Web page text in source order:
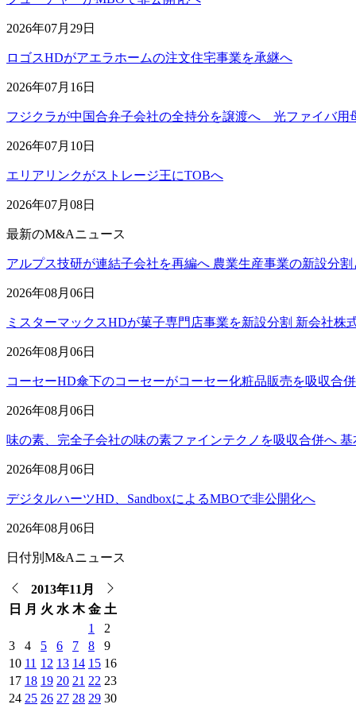
2026年07月29日
ロゴスHDがアエラホームの注文住宅事業を承継へ
2026年07月16日
フジクラが中国合弁子会社の全持分を譲渡へ 光ファイバ用
2026年07月10日
エリアリンクがストレージ王にTOBへ
2026年07月08日
最新のM&Aニュース
アルプス技研が連結子会社を再編へ 農業生産事業の新設分
2026年08月06日
ミスターマックスHDが菓子専門店事業を新設分割 新会社株
2026年08月06日
コーセーHD傘下のコーセーがコーセー化粧品販売を吸収合
2026年08月06日
味の素、完全子会社の味の素ファインテクノを吸収合併へ
2026年08月06日
デジタルハーツHD、SandboxによるMBOで非公開化へ
2026年08月06日
日付別M&Aニュース
2013年11月
日 月 火 水 木 金 土
1
2
3
4 5 6 7 8
9
10 11 12 13 14 15 16
17 18 19 20 21 22 23
24 25 26 27 28 29 30